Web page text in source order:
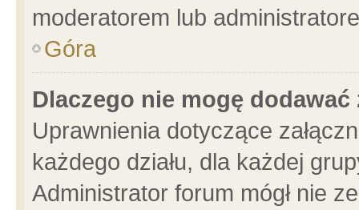
moderatorem lub
Góra
Dlaczego nie mogę dodawać
Uprawnienia dotyczące
każdego działu, dla każdej
Administrator forum mógł nie